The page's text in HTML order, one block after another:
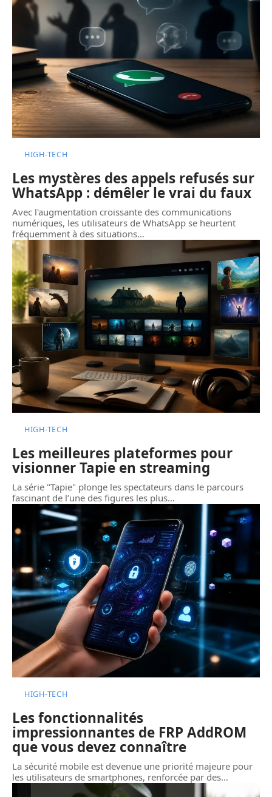
HIGH-TECH
Les mystères des appels refusés sur
WhatsApp : démêler le vrai du faux
Avec l'augmentation croissante des communications
numériques, les utilisateurs de WhatsApp se heurtent
fréquemment à des situations…
HIGH-TECH
Les meilleures plateformes pour
visionner Tapie en streaming
La série "Tapie" plonge les spectateurs dans le parcours
fascinant de l’une des figures les plus…
HIGH-TECH
Les fonctionnalités
impressionnantes de FRP AddROM
que vous devez connaître
La sécurité mobile est devenue une priorité majeure pour
les utilisateurs de smartphones, renforcée par des…